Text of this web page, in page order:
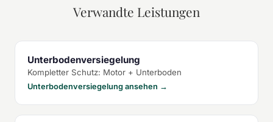
Verwandte Leistungen
Unterbodenversiegelung
Kompletter Schutz: Motor + Unterboden
Unterbodenversiegelung ansehen →